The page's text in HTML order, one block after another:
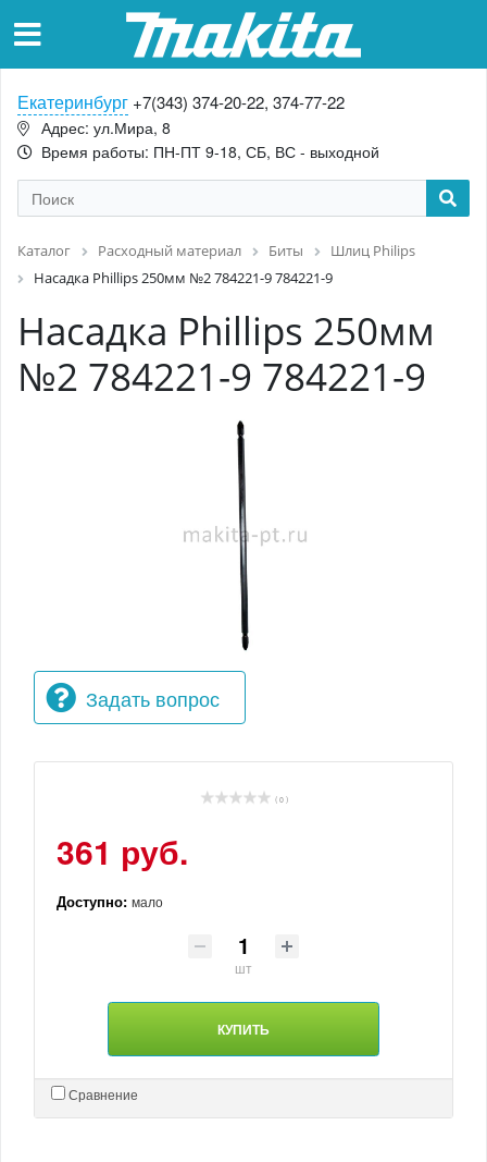
Екатеринбург +7(343) 374-20-22, 374-77-22
Адрес: ул.Мира, 8
Время работы: ПН-ПТ 9-18, СБ, ВС - выходной
Каталог Расходный материал Биты
Шлиц Philips
Насадка Phillips 250мм №2 784221-9 784221-9
Насадка Phillips 250мм
№2 784221-9 784221-9
Задать вопрос
( 0 )
361 руб.
Доступно: мало
шт
КУПИТЬ
Сравнение